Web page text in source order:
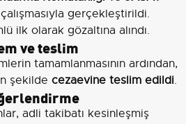
gerçekleştirildi.
ilk olarak gözaltına alındı.
ve teslim
tamamlanmasının ardından,
şekilde cezaevine teslim edildi.
adli takibatı kesinleşmiş